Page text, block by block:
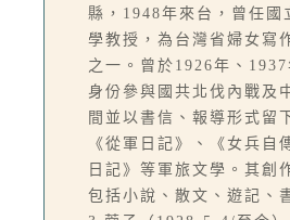
縣，1948年來台，曾任國
學教授，為台灣省婦女寫
之一。曾於1926年、
身份參與國共北伐內戰及
間並以書信、報導形式留
《從軍日記》、《女兵自
日記》等軍旅文學。其創
包括小說、散文、遊記、